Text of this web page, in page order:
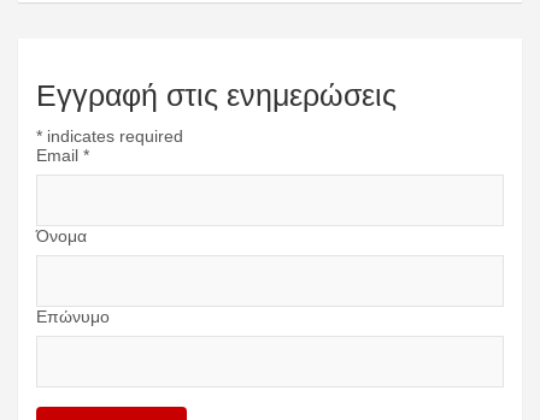
Εγγραφή στις ενημερώσεις
* indicates required
Email *
Όνομα
Επώνυμο